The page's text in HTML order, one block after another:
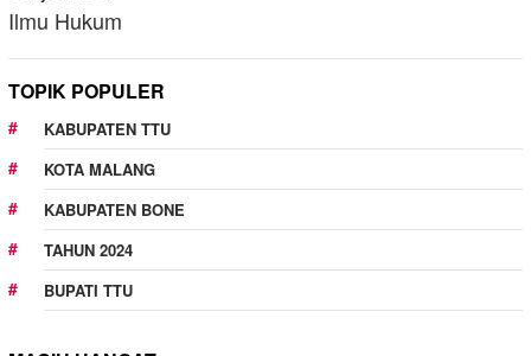
TOPIK POPULER
KABUPATEN TTU
KOTA MALANG
KABUPATEN BONE
TAHUN 2024
BUPATI TTU